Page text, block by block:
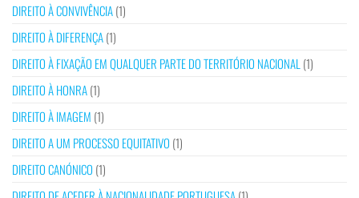
DIREITO À CONVIVÊNCIA(1)
DIREITO À DIFERENÇA(1)
DIREITO À FIXAÇÃO EM QUALQUER PARTE DO TERRITÓRIO NACIONAL (1)
DIREITO À HONRA(1)
DIREITO À IMAGEM (1)
DIREITO A UM PROCESSO EQUITATIVO (1)
DIREITO CANÓNICO (1)